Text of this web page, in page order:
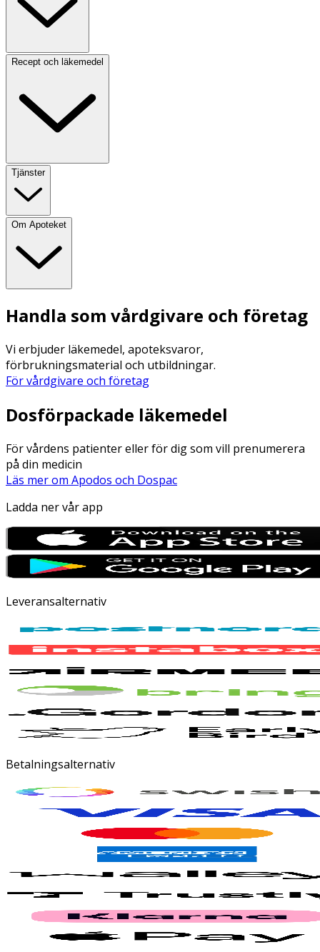
Recept och läkemedel
Tjänster
Om Apoteket
Handla som vårdgivare och företag
Vi erbjuder läkemedel, apoteksvaror,
förbrukningsmaterial och utbildningar.
För vårdgivare och företag
Dosförpackade läkemedel
För vårdens patienter eller för dig som vill prenumerera
på din medicin
Läs mer om Apodos och Dospac
Ladda ner vår app
Leveransalternativ
Betalningsalternativ